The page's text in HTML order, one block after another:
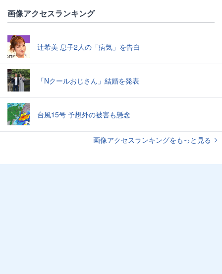
画像アクセスランキング
辻希美 息子2人の「病気」を告白
「Nクールおじさん」結婚を発表
台風15号 予想外の被害も懸念
画像アクセスランキングをもっと見る